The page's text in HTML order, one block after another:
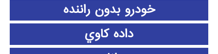
خودرو بدون راننده
داده كاوي